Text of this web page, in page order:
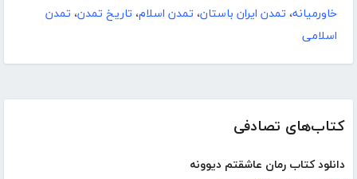
کتاب‌های تصادفی
دانلود کتاب رمان عاشقتم دیوونه
خاورمیانه، تمدن ایران باستان، تمدن اسلام، تاریخ تمدن، تمدن
اسلامی